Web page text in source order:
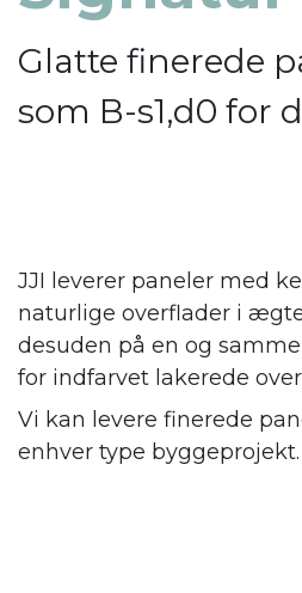
Glatte finerede
som B-s1,d0 for
JJI leverer paneler med
naturlige overflader i
desuden på en og
for indfarvet lakerede
Vi kan levere finerede
enhver type